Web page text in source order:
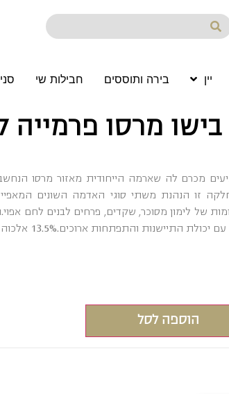
יין בירה ותוססים חבילות שי
מרסו
מכרם לה שארמה הייחודית מאזור מרסו
זו הנהנת משתי סוגי האדמה השונים
של לימון מסוכר, שקדים, פרחים לבנים לחם
התיישנות והתפתחות ארוכים.13.5% אלכוהול
הוספה לסל